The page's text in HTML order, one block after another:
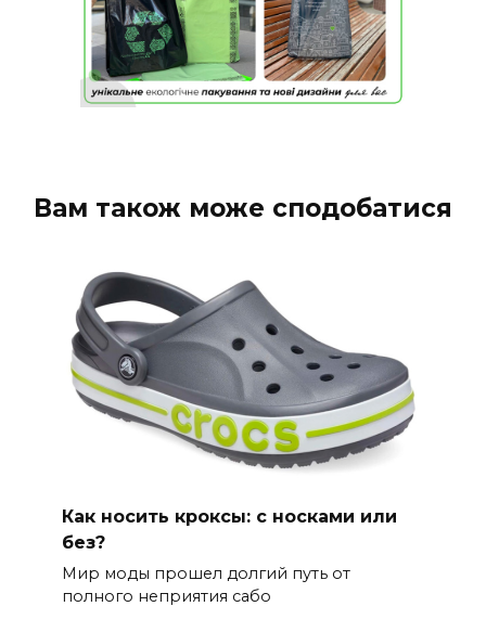
Вам також може сподобатися
Как носить кроксы: с носками или
без?
Мир моды прошел долгий путь от
полного неприятия сабо